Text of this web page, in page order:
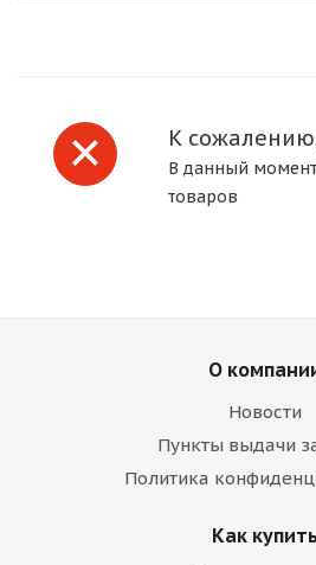
К
В данный
товаров
О
Новости
Пункты выдачи
Политика
Как